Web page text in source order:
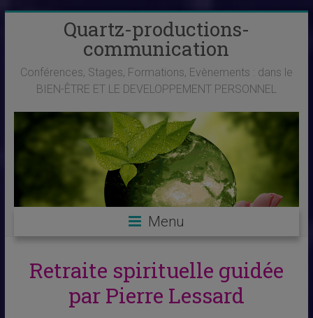
Quartz-productions-
communication
Conférences, Stages, Formations, Evènements : dans le
BIEN-ÊTRE ET LE DEVELOPPEMENT PERSONNEL
Menu
Retraite spirituelle guidée
par Pierre Lessard